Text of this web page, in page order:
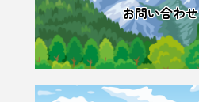
お問い合わせ